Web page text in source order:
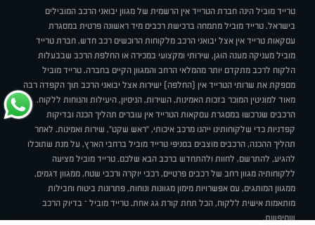
טרייד מוביל הינה חברת הטרייד אין הרשמית של מגוון יבואני הרכב המובילים
בישראל. טרייד מוביל מתמחה ברכישת רכבים מיד ראשונה פרטית במסגרת
עסקאות טרייד אין אצל יבואני הרכב מלקוחות הרוכשים רכב חדש. חברת טרייד
מוביל מעניקה מענה הוגן, שירותי ומקצועי במכירה או החלפת הרכב שבבעלות
הלקוח לרכב מתקדם יותר מהמלאי הרחב והמגוון הקיים בחברה. טרייד מוביל
מספקת את שרותי הטרייד אין (החלפה) ישירות אצל יבואני הרכב תוך הקפדה רבה
מאוד למוניטין המוכר בזכות האמינות, השירות, הניסיון, היעילות והנוחות ללקוח.
הרכבים שנרכשו במסגרת עסקאות הטרייד אין עוברים תהליך הכנה ובדיקות
קפדניות כדי שלקוחותינו ייהנו מרכב איכותי, "ראש שקט", שירות ואמינות. לאחר
תהליך ההכנה, הרכבים מוצבים בסניפי טרייד מוביל ברחבי הארץ, על מנת שתוכלו
להגיע, להתרשם, לחוות ולהתחדש ברכב הבא שלכם. טרייד מוביל מציעה
ללקוחותיה מגוון רחב של רכבים פרטיים, רכבי יוקרה ורכבי שטח, ממגוון דגמים,
ממגוון המותגים, עם אפשרויות מימון מגוונות ונוחות, פתרונות ביטוח וחבילות
מותאמות אישית ללקוח, הכל תחת קורת גג אחת. טרייד מוביל – בדיוק הרכב
שחיפשת.